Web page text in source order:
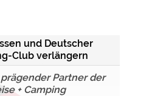
und Deutscher
Club verlängern
Partner der
+ Camping